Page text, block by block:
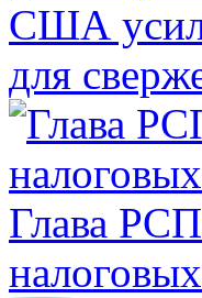
США
для
Глава